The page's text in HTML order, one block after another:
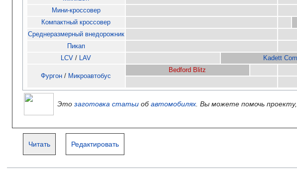
Мини-кроссовер
Компактный кроссовер
Среднеразмерный внедорожник
Пикап
LCV / LAV Kadett
Фургон / Микроавтобус
Bedford Blitz
Это заготовка статьи обавтомобилях. Вы можете помочь проекту,
Читать Редактировать